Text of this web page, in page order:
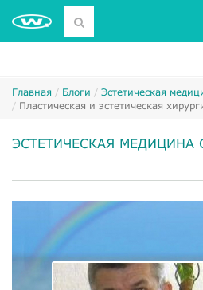
Главная Блоги
Эстетическая
Пластическая и эстетическая
ЭСТЕТИЧЕСКАЯ МЕДИЦИНА